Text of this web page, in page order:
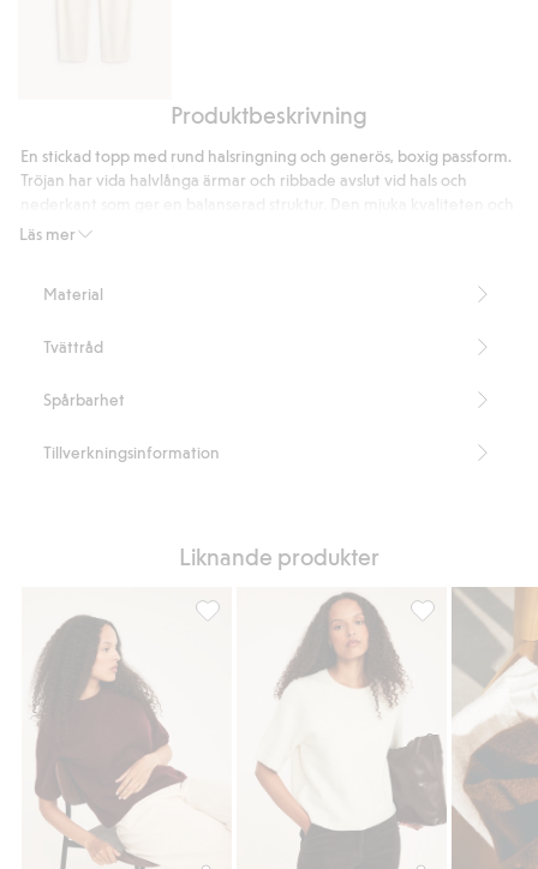
high
Produktbeskrivning
Läs mer
En stickad topp med rund halsringning och generös, boxig passform.
Tröjan har vida halvlånga ärmar och ribbade avslut vid hals och
den avslappnade formen gör plagget enkelt att bära både till
Halvlånga, vida ärmar
Längd 58 cm i storlek S
Material
Tvättråd
Spårbarhet
Tillverkningsinformation
Liknande produkter
Oversized stickad t-shirt, Lägg till i
Oversized